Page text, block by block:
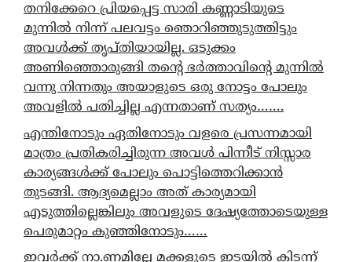
തനിക്കേറെ പ്രിയപ്പെട്ട സാരി കണ്ണാടിയുടെ
മുന്നിൽ നിന്ന് പലവട്ടം ഞൊറിഞ്ഞുടുത്തിട്ടും
അവൾക്ക് തൃപ്തിയായില്ല. ഒടുക്കം
അണിഞ്ഞൊരുങ്ങി തന്റെ ഭർത്താവിന്റെ മുന്നിൽ
വന്നു നിന്നതും അയാളുടെ ഒരു നോട്ടം പോലും
അവളിൽ പതിച്ചില്ല എന്നതാണ് സത്യം…….
എന്തിനോടും ഏതിനോടും വളരെ പ്രസന്നമായി
മാത്രം പ്രതികരിച്ചിരുന്ന അവൾ പിന്നീട് നിസ്സാര
കാര്യങ്ങൾക്ക് പോലും പൊട്ടിത്തെറിക്കാൻ
തുടങ്ങി. ആദ്യമെല്ലാം അത് കാര്യമായി
എടുത്തില്ലെങ്കിലും അവളുടെ ദേഷ്യത്തോടെയുള്ള
പെരുമാറ്റം കുഞ്ഞിനോടും……
ഇവർക്ക് നാ.ണമില്ലേ മക്കളുടെ ഇടയിൽ കിടന്ന്